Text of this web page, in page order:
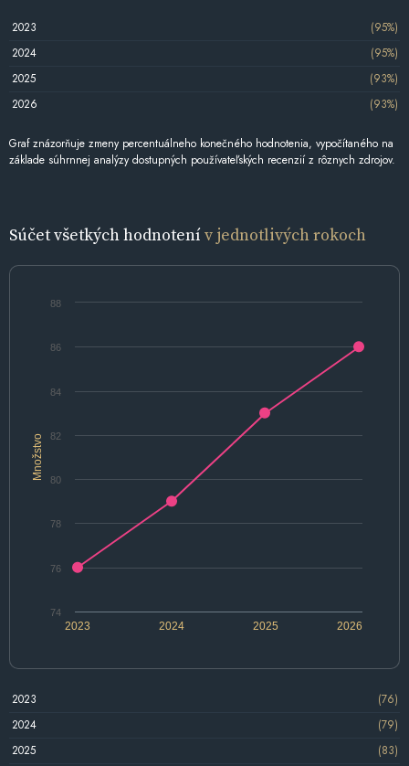
2023
(95%)
2024
(95%)
2025
(93%)
2026
(93%)
Graf znázorňuje zmeny percentuálneho konečného hodnotenia, vypočítaného na
základe súhrnnej analýzy dostupných používateľských recenzií z rôznych zdrojov.
Súčet všetkých hodnotenív jednotlivých rokoch
Množstvo
2024 2026
2023 2025
74
76
78
80
82
84
86
88
2023
(76)
2024
(79)
2025
(83)